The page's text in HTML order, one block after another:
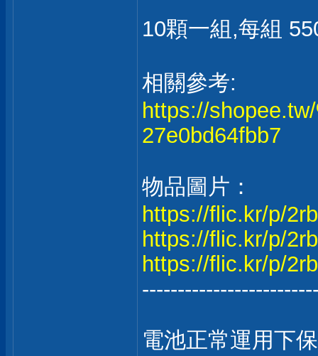
10顆一組,每組
相關參考:
https://
27e0bd64fbb7
物品圖片：
https://flic.kr/p/
https://flic.kr/p/
https://flic.kr/p/
電池正常運用下